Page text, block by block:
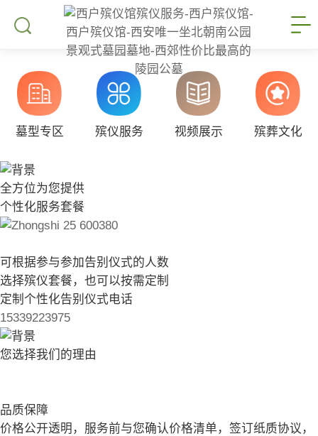
墓型专区 殡仪服务 视频展示 殡葬文化
全方位为您提供
个性化服务套餐
可根据参与参加告别仪式的人数
选择殡仪套餐，也可以按需定制
定制个性化告别仪式电话
15339223975
您选择我们的理由
品质保障
价格公开透明，服务前与您确认价格清单，签订纸质协议，